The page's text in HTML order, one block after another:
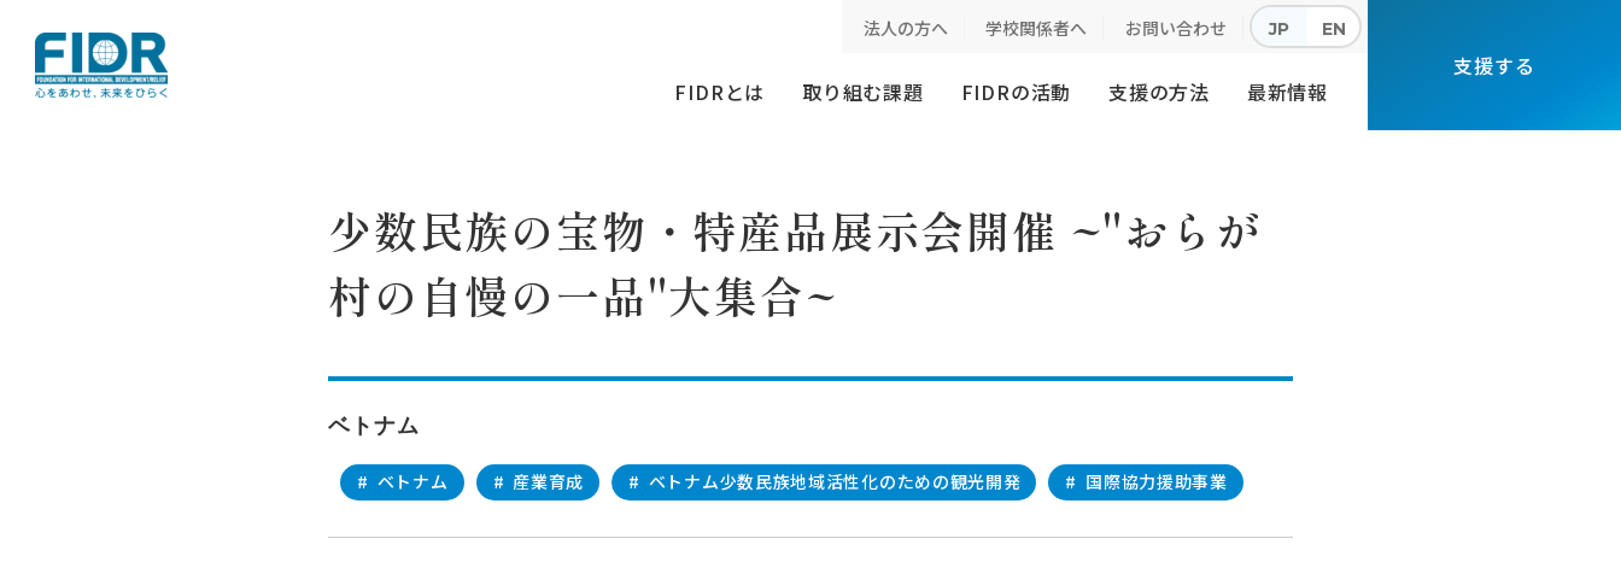
法人の方へ 学校関係者へ お問い合わせ JP EN
FIDRとは 取り組む課題 FIDRの活動 支援の方法 最新情報
支援する
少数民族の宝物・特産品展示会開催 ~"おらが村の自慢の一品"大集合~
少数民族の宝物・特産品展示会開催 ~"おらが
村の自慢の一品"大集合~
ベトナム
# ベトナム # 産業育成 # ベトナム少数民族地域活性化のための観光開発 # 国際協力援助事業